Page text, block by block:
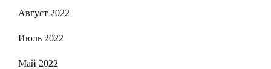
Август 2022
Июль 2022
Май 2022